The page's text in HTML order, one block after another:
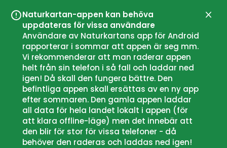
Naturkartan-appen kan behöva
uppdateras för vissa användare
Användare av Naturkartans app för Android
rapporterar i sommar att appen är seg mm.
Vi rekommenderar att man raderar appen
helt från sin telefon i så fall och laddar ned
igen! Då skall den fungera bättre. Den
befintliga appen skall ersättas av en ny app
efter sommaren. Den gamla appen laddar
all data för hela landet lokalt i appen (för
att klara offline-läge) men det innebär att
den blir för stor för vissa telefoner - då
behöver den raderas och laddas ned igen!